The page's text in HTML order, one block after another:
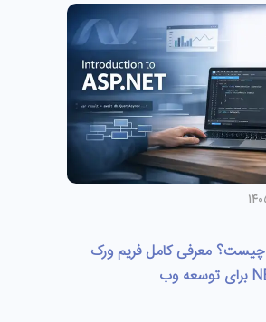
ASP.NET چیست؟ معرفی کامل فریم‌ ورک